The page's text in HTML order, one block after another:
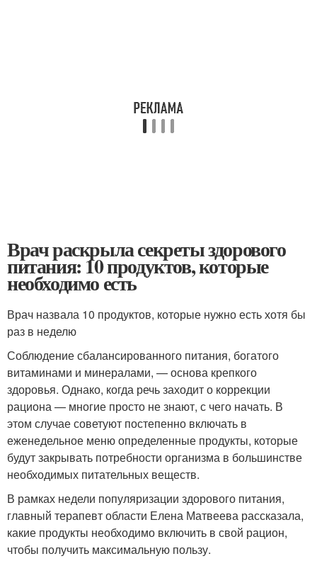
Врач раскрыла секреты здорового
питания: 10 продуктов, которые
необходимо есть
Врач назвала 10 продуктов, которые нужно есть хотя бы
раз в неделю
Соблюдение сбалансированного питания, богатого
витаминами и минералами, — основа крепкого
здоровья. Однако, когда речь заходит о коррекции
рациона — многие просто не знают, с чего начать. В
этом случае советуют постепенно включать в
еженедельное меню определенные продукты, которые
будут закрывать потребности организма в большинстве
необходимых питательных веществ.
В рамках недели популяризации здорового питания,
главный терапевт области Елена Матвеева рассказала,
какие продукты необходимо включить в свой рацион,
чтобы получить максимальную пользу.